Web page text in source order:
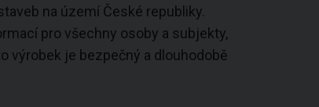
na území České republiky.
pro všechny osoby a subjekty,
výrobek je bezpečný a dlouhodobě